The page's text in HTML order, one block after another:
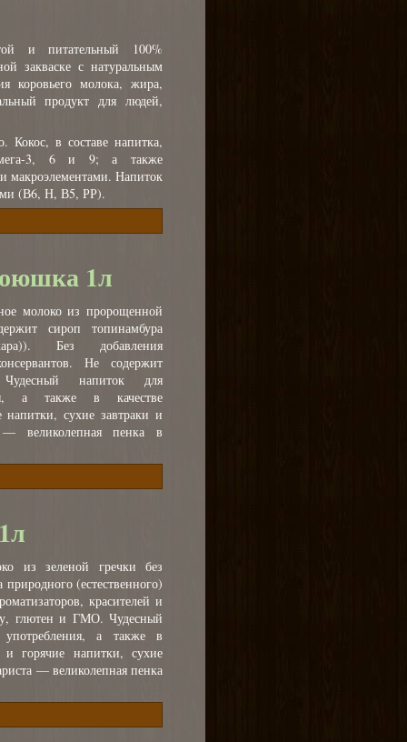
и питательный 100%
закваске с натуральным
коровьего молока, жира,
продукт для людей,
в составе напитка,
3, 6 и 9; а также
макроэлементами. Напиток
(В6, Н, В5, РР).
1л
молоко из пророщенной
сироп топинамбура
Без добавления
Не содержит
напиток для
а также в качестве
сухие завтраки и
великолепная пенка в
из зеленой гречки без
природного (естественного)
красителей и
глютен и ГМО. Чудесный
употребления, а также в
и горячие напитки, сухие
— великолепная пенка